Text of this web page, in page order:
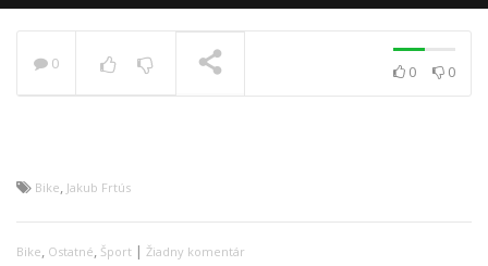
0 0 0
Bike, Jakub Frtús
Bike, Ostatné, Šport | Žiadny komentár